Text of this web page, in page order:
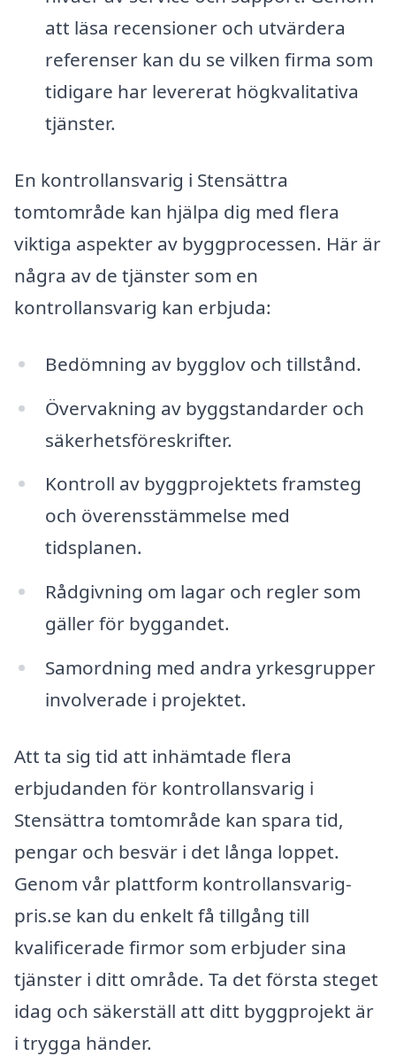
att läsa recensioner och utvärdera
referenser kan du se vilken firma som
tidigare har levererat högkvalitativa
tjänster.
En kontrollansvarig i Stensättra
tomtområde kan hjälpa dig med flera
viktiga aspekter av byggprocessen. Här är
några av de tjänster som en
kontrollansvarig kan erbjuda:
Bedömning av bygglov och tillstånd.
Övervakning av byggstandarder och
säkerhetsföreskrifter.
Kontroll av byggprojektets framsteg
och överensstämmelse med
tidsplanen.
Rådgivning om lagar och regler som
gäller för byggandet.
Samordning med andra yrkesgrupper
involverade i projektet.
Att ta sig tid att inhämtade flera
erbjudanden för kontrollansvarig i
Stensättra tomtområde kan spara tid,
pengar och besvär i det långa loppet.
Genom vår plattform kontrollansvarig-
pris.se kan du enkelt få tillgång till
kvalificerade firmor som erbjuder sina
tjänster i ditt område. Ta det första steget
idag och säkerställ att ditt byggprojekt är
i trygga händer.